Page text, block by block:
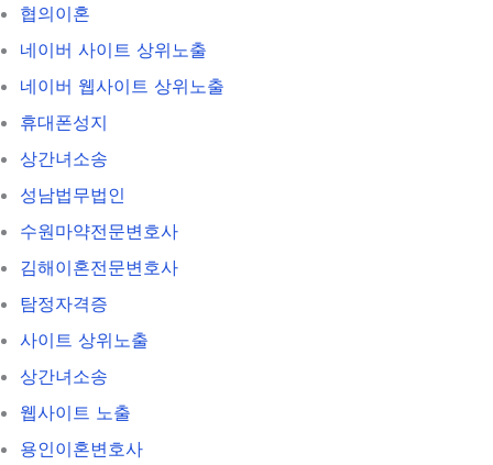
협의이혼
네이버 사이트 상위노출
네이버 웹사이트 상위노출
휴대폰성지
상간녀소송
성남법무법인
수원마약전문변호사
김해이혼전문변호사
탐정자격증
사이트 상위노출
상간녀소송
웹사이트 노출
용인이혼변호사